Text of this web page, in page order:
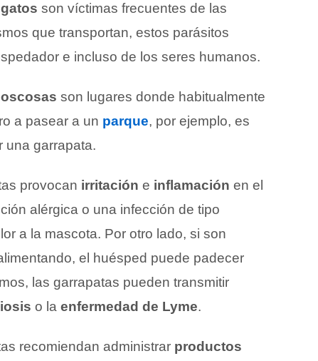
gatos son víctimas frecuentes de las
que transportan, estos parásitos
e incluso de los seres humanos.
son lugares donde habitualmente
a pasear a un parque, por ejemplo, es
una garrapata.
provocan irritación e inflamación en el
alérgica o una infección de tipo
a la mascota. Por otro lado, si son
el huésped puede padecer
las garrapatas pueden transmitir
o la enfermedad de Lyme.
recomiendan administrar productos